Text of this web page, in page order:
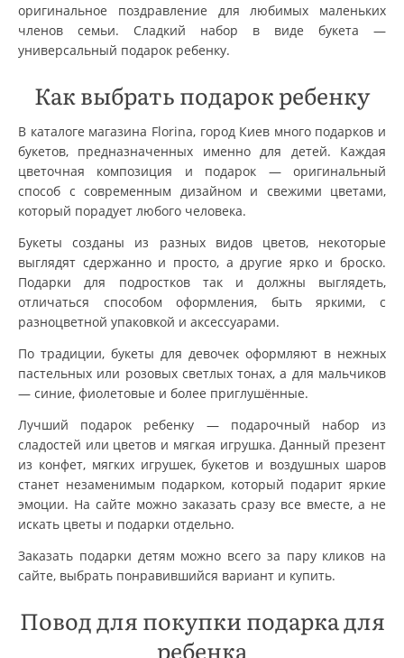
оригинальное поздравление для любимых маленьких
членов семьи. Сладкий набор в виде букета —
универсальный подарок ребенку.
Как выбрать подарок ребенку
В каталоге магазина Florina, город Киев много подарков и
букетов, предназначенных именно для детей. Каждая
цветочная композиция и подарок — оригинальный
способ с современным дизайном и свежими цветами,
который порадует любого человека.
Букеты созданы из разных видов цветов, некоторые
выглядят сдержанно и просто, а другие ярко и броско.
Подарки для подростков так и должны выглядеть,
отличаться способом оформления, быть яркими, с
разноцветной упаковкой и аксессуарами.
По традиции, букеты для девочек оформляют в нежных
пастельных или розовых светлых тонах, а для мальчиков
— синие, фиолетовые и более приглушённые.
Лучший подарок ребенку — подарочный набор из
сладостей или цветов и мягкая игрушка. Данный презент
из конфет, мягких игрушек, букетов и воздушных шаров
станет незаменимым подарком, который подарит яркие
эмоции. На сайте можно заказать сразу все вместе, а не
искать цветы и подарки отдельно.
Заказать подарки детям можно всего за пару кликов на
сайте, выбрать понравившийся вариант и купить.
Повод для покупки подарка для
ребенка